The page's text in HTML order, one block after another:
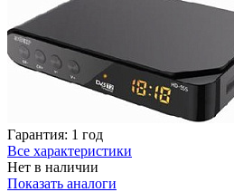
Гарантия: 1 год
Все характеристики
Нет в наличии
Показать аналоги